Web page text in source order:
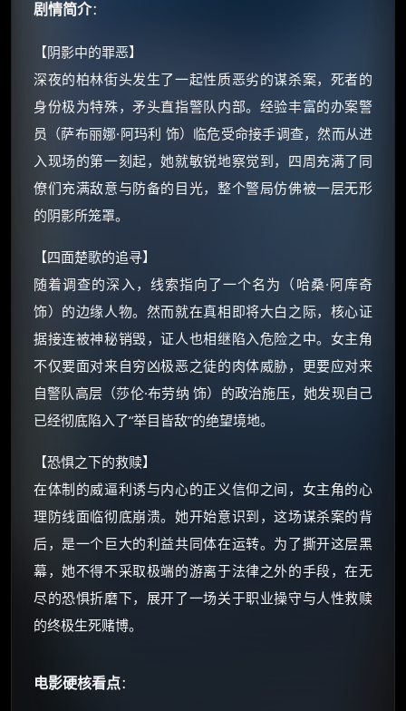
剧情简介：
【阴影中的罪恶】
深夜的柏林街头发生了一起性质恶劣的谋杀案，死者的
身份极为特殊，矛头直指警队内部。经验丰富的办案警
员（萨布丽娜·阿玛利 饰）临危受命接手调查，然而从进
入现场的第一刻起，她就敏锐地察觉到，四周充满了同
僚们充满敌意与防备的目光，整个警局仿佛被一层无形
的阴影所笼罩。
【四面楚歌的追寻】
随着调查的深入，线索指向了一个名为（哈桑·阿库奇
饰）的边缘人物。然而就在真相即将大白之际，核心证
据接连被神秘销毁，证人也相继陷入危险之中。女主角
不仅要面对来自穷凶极恶之徒的肉体威胁，更要应对来
自警队高层（莎伦·布劳纳 饰）的政治施压，她发现自己
已经彻底陷入了“举目皆敌”的绝望境地。
【恐惧之下的救赎】
在体制的威逼利诱与内心的正义信仰之间，女主角的心
理防线面临彻底崩溃。她开始意识到，这场谋杀案的背
后，是一个巨大的利益共同体在运转。为了撕开这层黑
幕，她不得不采取极端的游离于法律之外的手段，在无
尽的恐惧折磨下，展开了一场关于职业操守与人性救赎
的终极生死赌博。
电影硬核看点：
×
☕
朋友们辛苦了 💦
你需要的各种会员，都可低价购买！
价格有浮动，请直接搜索查最低价！
优惠券、活动红包，每日可领。
⚡ 前往【大淘客】领红包
☕ 海外大侠？通过 Ko-fi 赐茶